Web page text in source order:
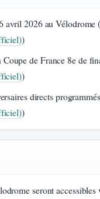
avril 2026 au Vélodrome
)
de France 8e de
)
directs
)
seront